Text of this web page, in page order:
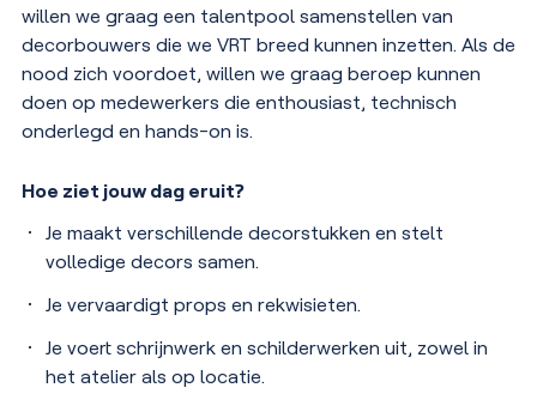
willen we graag een talentpool samenstellen van
decorbouwers die we VRT breed kunnen inzetten. Als de
nood zich voordoet, willen we graag beroep kunnen
doen op medewerkers die enthousiast, technisch
onderlegd en hands-on is.
Hoe ziet jouw dag eruit?
Je maakt verschillende decorstukken en stelt
volledige decors samen.
Je vervaardigt props en rekwisieten.
Je voert schrijnwerk en schilderwerken uit, zowel in
het atelier als op locatie.